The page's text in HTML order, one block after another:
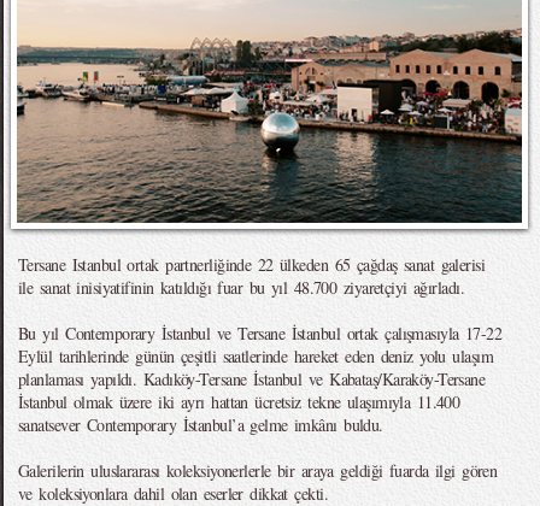
Tersane Istanbul ortak partnerliğinde 22 ülkeden 65 çağdaş sanat galerisi
ile sanat inisiyatifinin katıldığı fuar bu yıl 48.700 ziyaretçiyi ağırladı.
Bu yıl Contemporary İstanbul ve Tersane İstanbul ortak çalışmasıyla 17-22
Eylül tarihlerinde günün çeşitli saatlerinde hareket eden deniz yolu ulaşım
planlaması yapıldı. Kadıköy-Tersane İstanbul ve Kabataş/Karaköy-Tersane
İstanbul olmak üzere iki ayrı hattan ücretsiz tekne ulaşımıyla 11.400
sanatsever Contemporary İstanbul’a gelme imkânı buldu.
Galerilerin uluslararası koleksiyonerlerle bir araya geldiği fuarda ilgi gören
ve koleksiyonlara dahil olan eserler dikkat çekti.